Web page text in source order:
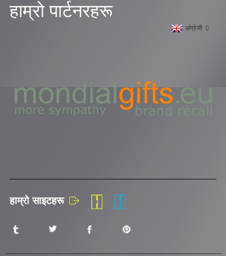
हाम्रो पार्टनरहरू
अंग्रेजी
हाम्रो साइटहरू